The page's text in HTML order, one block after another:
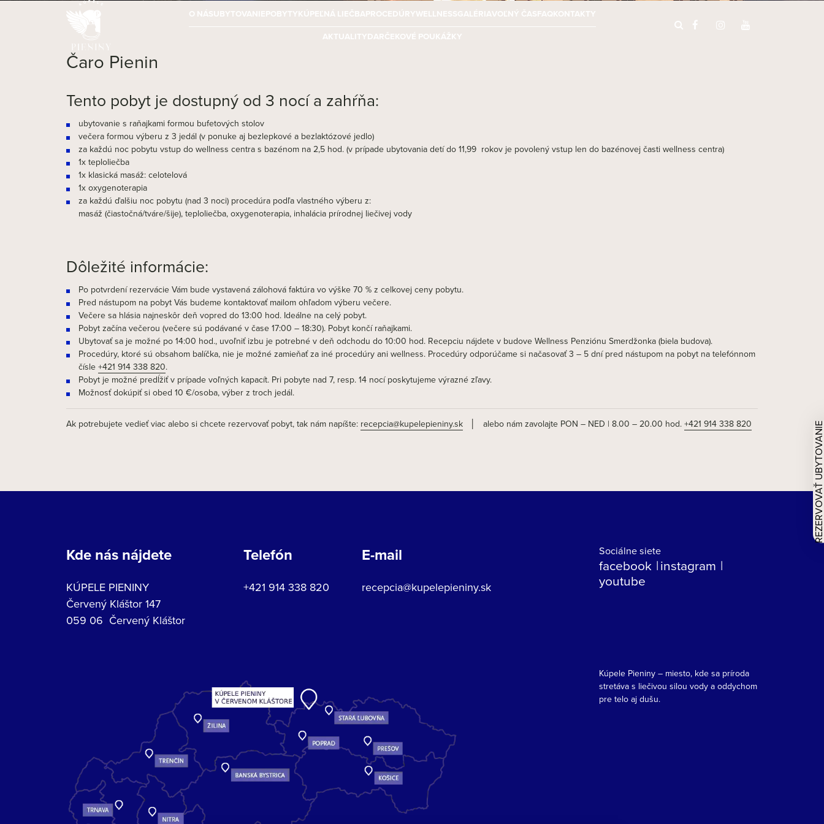
O NÁSUBYTOVANIEPOBYTYKÚPEĽNÁ LIEČBAPROCEDÚRYWELLNESSGALÉRIAVOĽNÝ ČASFAQKONTAKTY
AKTUALITYDARČEKOVÉ POUKÁŽKY
Čaro Pienin
Tento pobyt je dostupný od 3 nocí a zahŕňa:
ubytovanie s raňajkami formou bufetových stolov
večera formou výberu z 3 jedál (v ponuke aj bezlepkové a bezlaktózové jedlo)
za každú noc pobytu vstup do wellness centra s bazénom na 2,5 hod. (v prípade ubytovania detí do 11,99 rokov je povolený vstup len do bazénovej časti wellness centra)
1x teploliečba
1x klasická masáž: celotelová
1x oxygenoterapia
za každú ďalšiu noc pobytu (nad 3 noci) procedúra podľa vlastného výberu z:
masáž (čiastočná/tváre/šije), teploliečba, oxygenoterapia, inhalácia prírodnej liečivej vody
Dôležité informácie:
Po potvrdení rezervácie Vám bude vystavená zálohová faktúra vo výške 70 % z celkovej ceny pobytu.
Pred nástupom na pobyt Vás budeme kontaktovať mailom ohľadom výberu večere.
Večere sa hlásia najneskôr deň vopred do 13:00 hod. Ideálne na celý pobyt.
Pobyt začína večerou (večere sú podávané v čase 17:00 – 18:30). Pobyt končí raňajkami.
Ubytovať sa je možné po 14:00 hod., uvoľniť izbu je potrebné v deň odchodu do 10:00 hod. Recepciu nájdete v budove Wellness Penziónu Smerdžonka (biela budova).
Procedúry, ktoré sú obsahom balíčka, nie je možné zamieňať za iné procedúry ani wellness. Procedúry odporúčame si načasovať 3 – 5 dní pred nástupom na pobyt na telefónnom
čísle +421 914 338 820.
Pobyt je možné predĺžiť v prípade voľných kapacít. Pri pobyte nad 7, resp. 14 nocí poskytujeme výrazné zľavy.
Možnosť dokúpiť si obed 10 €/osoba, výber z troch jedál.
Ak potrebujete vedieť viac alebo si chcete rezervovať pobyt, tak nám napíšte: recepcia@kupelepieniny.sk│ alebo nám zavolajte PON – NED | 8.00 – 20.00 hod. +421 914 338 820
Kde nás nájdete
KÚPELE PIENINY
Červený Kláštor 147
059 06 Červený Kláštor
Telefón
+421 914 338 820
E-mail
recepcia@kupelepieniny.sk
Sociálne siete
facebook instagram
youtube
Kúpele Pieniny – miesto, kde sa príroda
stretáva s liečivou silou vody a oddychom
pre telo aj dušu.